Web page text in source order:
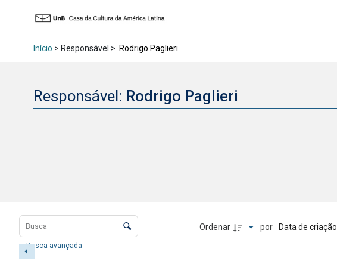
Início > Responsável > Rodrigo Paglieri
Responsável: Rodrigo Paglieri
Lista de itens
Controle de ordenação e visualização
Busca avançada
Ordenar por Data de criação